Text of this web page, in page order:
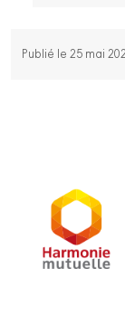
Publié le 25 mai